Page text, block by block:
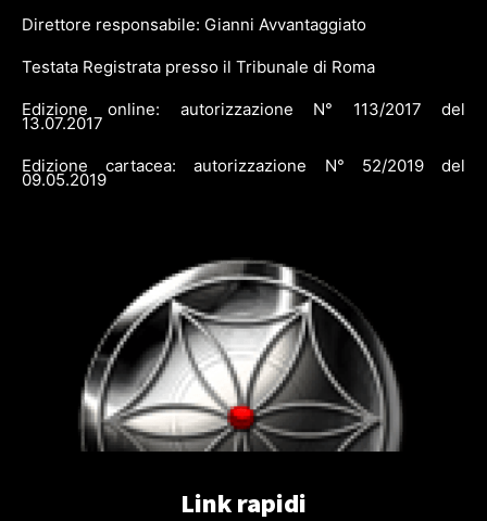
Direttore responsabile: Gianni Avvantaggiato
Testata Registrata presso il Tribunale di Roma
Edizione online: autorizzazione N° 113/2017 del
13.07.2017
Edizione cartacea: autorizzazione N° 52/2019 del
09.05.2019
Link rapidi